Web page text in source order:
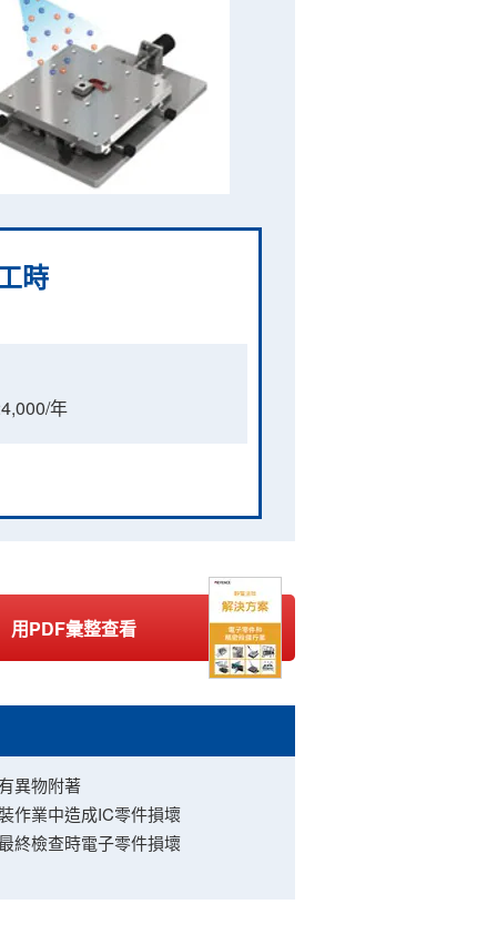
時
年
用PDF彙整查看
異物附著
作業中造成IC零件損壞
終檢查時電子零件損壞